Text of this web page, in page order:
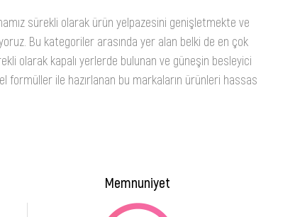
sürekli olarak ürün yelpazesini genişletmekte ve
Bu kategoriler arasında yer alan belki de en çok
olarak kapalı yerlerde bulunan ve güneşin besleyici
ile hazırlanan bu markaların ürünleri hassas
Memnuniyet